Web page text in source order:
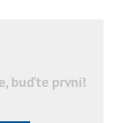
buďte první!